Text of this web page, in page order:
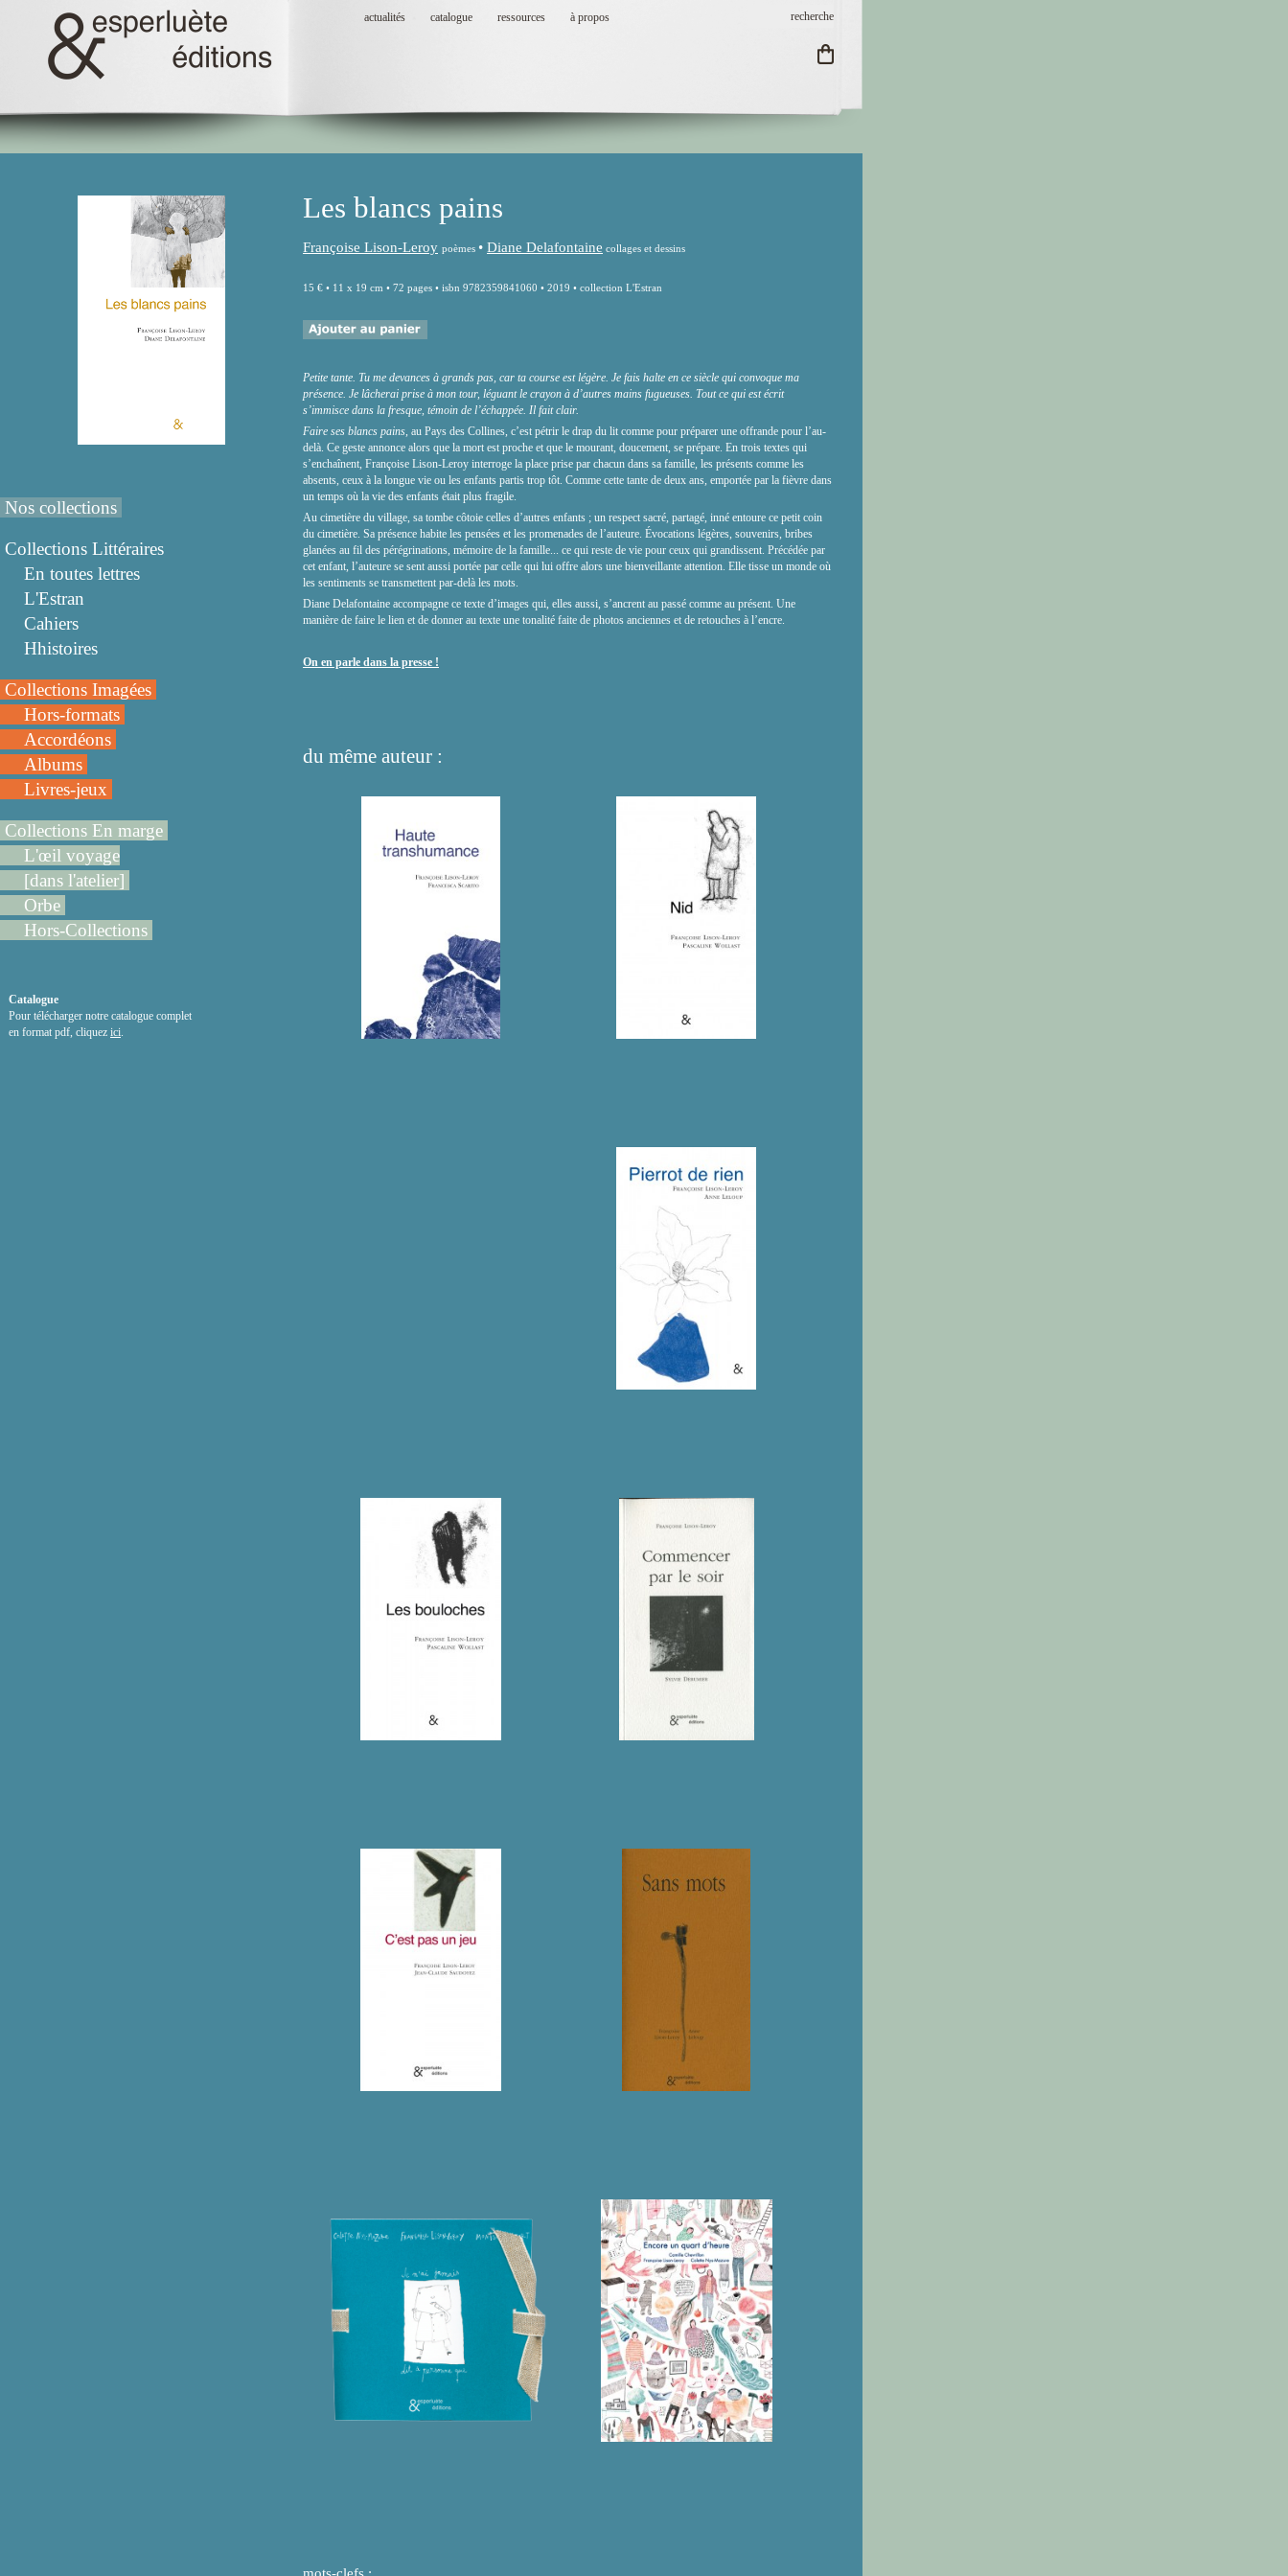
actualités catalogue ressources à propos
Nos collections
Collections Littéraires
En toutes lettres
L'Estran
Cahiers
Hhistoires
Collections Imagées
Hors-formats
Accordéons
Albums
Livres-jeux
Collections En marge
L'œil voyage
[dans l'atelier]
Orbe
Hors-Collections
Catalogue
Pour télécharger notre catalogue complet
en format pdf, cliquez ici
Les blancs pains
Françoise Lison-Leroy poèmes • Diane Delafontaine collages et dessins
15 € • 11 x 19 cm • 72 pages • isbn 9782359841060 • 2019 • collection L'Estran
Petite tante. Tu me devances à grands pas, car ta course est légère. Je fais halte en ce siècle qui convoque ma
présence. Je lâcherai prise à mon tour, léguant le crayon à d’autres mains fugueuses. Tout ce qui est écrit
s’immisce dans la fresque, témoin de l’échappée. Il fait clair.
Faire ses blancs pains, au Pays des Collines, c’est pétrir le drap du lit comme pour préparer une offrande pour l’au-
delà. Ce geste annonce alors que la mort est proche et que le mourant, doucement, se prépare. En trois textes qui
s’enchaînent, Françoise Lison-Leroy interroge la place prise par chacun dans sa famille, les présents comme les
absents, ceux à la longue vie ou les enfants partis trop tôt. Comme cette tante de deux ans, emportée par la fièvre dans
un temps où la vie des enfants était plus fragile.
Au cimetière du village, sa tombe côtoie celles d’autres enfants ; un respect sacré, partagé, inné entoure ce petit coin
du cimetière. Sa présence habite les pensées et les promenades de l’auteure. Évocations légères, souvenirs, bribes
glanées au fil des pérégrinations, mémoire de la famille... ce qui reste de vie pour ceux qui grandissent. Précédée par
cet enfant, l’auteure se sent aussi portée par celle qui lui offre alors une bienveillante attention. Elle tisse un monde où
les sentiments se transmettent par-delà les mots.
Diane Delafontaine accompagne ce texte d’images qui, elles aussi, s’ancrent au passé comme au présent. Une
manière de faire le lien et de donner au texte une tonalité faite de photos anciennes et de retouches à l’encre.
On en parle dans la presse !
du même auteur :